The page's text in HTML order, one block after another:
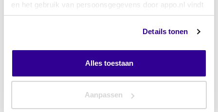
en het gebruik van persoonsgegevens door appo.nl vindt
uhier
Details tonen
Alles toestaan
Aanpassen
assortiment losse TPV infuusmaterialen.
Download assortimentslijst